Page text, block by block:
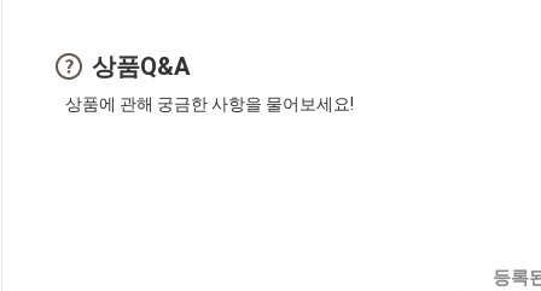
상품Q&A
상품에 관해 궁금한 사항을 물어보세요!
등록